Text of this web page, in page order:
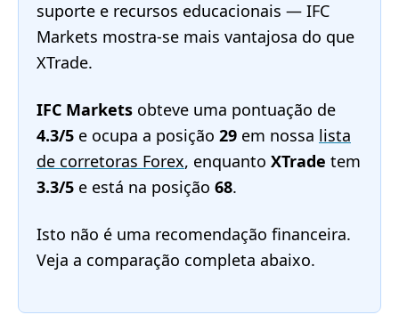
suporte e recursos educacionais — IFC
Markets mostra-se mais vantajosa do que
XTrade.
IFC Markets obteve uma pontuação de
4.3/5 e ocupa a posição 29 em nossa lista
de corretoras Forex, enquanto XTrade tem
3.3/5 e está na posição 68.
Isto não é uma recomendação financeira.
Veja a comparação completa abaixo.